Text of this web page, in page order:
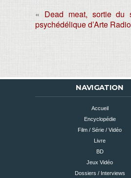
« Dead meat, sortie du
psychédélique d’Arte Radio
NAVIGATION
Accueil
Encyclopédie
Film / Série / Vidéo
Livre
BD
Jeux Vidéo
Dossiers / Interviews